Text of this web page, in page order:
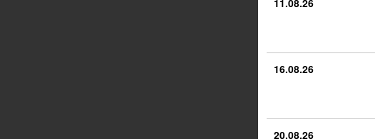
11.08.26
16.08.26
20.08.26